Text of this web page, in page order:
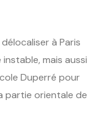
à Paris
mais aussi
Duperré pour
partie orientale de